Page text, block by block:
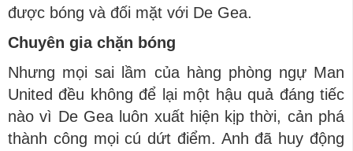
được bóng và đối mặt với De Gea.
Chuyên gia chặn bóng
Nhưng mọi sai lầm của hàng phòng ngự Man
United đều không để lại một hậu quả đáng tiếc
nào vì De Gea luôn xuất hiện kịp thời, cản phá
thành công mọi cú dứt điểm. Anh đã huy động